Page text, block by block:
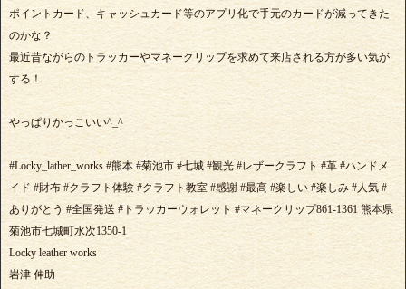
ポイントカード、キャッシュカード等のアプリ化で手元のカードが減ってきた
のかな？
最近昔ながらのトラッカーやマネークリップを求めて来店される方が多い気が
する！
やっぱりかっこいい^_^
#Locky_lather_works #熊本 #菊池市 #七城 #観光 #レザークラフト #革 #ハンドメ
イド #財布 #クラフト体験 #クラフト教室 #感謝 #最高 #楽しい #楽しみ #人気 #
ありがとう #全国発送 #トラッカーウォレット #マネークリップ861-1361 熊本県
菊池市七城町水次1350-1
Locky leather works
岩津 伸助